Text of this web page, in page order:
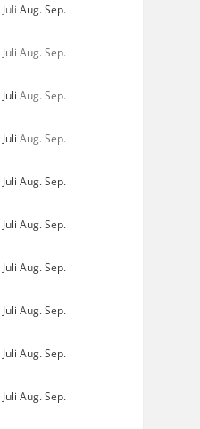
Juli Aug.Sep.
Juli Aug.Sep.
Juli Aug.Sep.
Juli Aug.Sep.
Juli Aug.Sep.
Juli Aug.Sep.
Juli Aug.Sep.
Juli Aug.Sep.
Juli Aug.Sep.
Juli Aug.Sep.